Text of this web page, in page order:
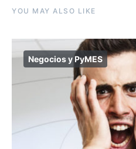
YOU MAY ALSO LIKE
Negocios y PyMES